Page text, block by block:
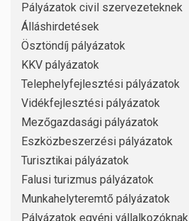
Pályázatok civil szervezeteknek
Álláshirdetések
Ösztöndíj pályázatok
KKV pályázatok
Telephelyfejlesztési pályázatok
Vidékfejlesztési pályázatok
Mezőgazdasági pályázatok
Eszközbeszerzési pályázatok
Turisztikai pályázatok
Falusi turizmus pályázatok
Munkahelyteremtő pályázatok
Pályázatok egyéni vállalkozóknak